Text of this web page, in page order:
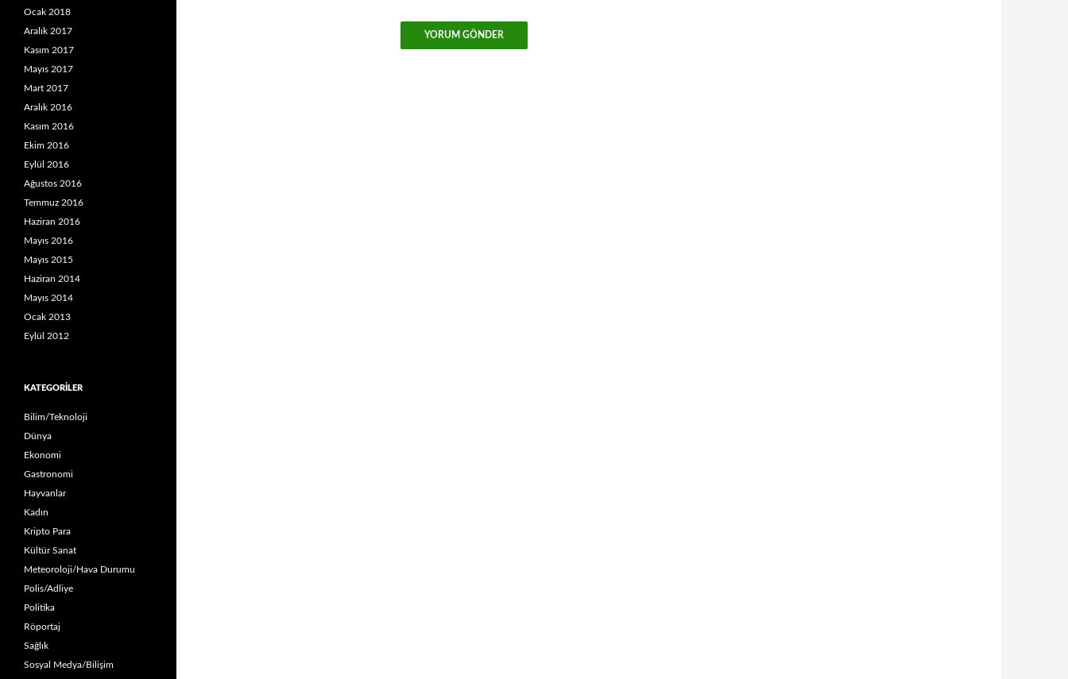
Ocak 2018
Aralık 2017
Kasım 2017
Mayıs 2017
Mart 2017
Aralık 2016
Kasım 2016
Ekim 2016
Eylül 2016
Ağustos 2016
Temmuz 2016
Haziran 2016
Mayıs 2016
Mayıs 2015
Haziran 2014
Mayıs 2014
Ocak 2013
Eylül 2012
KATEGORILER
Bilim/Teknoloji
Dünya
Ekonomi
Gastronomi
Hayvanlar
Kadın
Kripto Para
Kültür Sanat
Meteoroloji/Hava Durumu
Polis/Adliye
Politika
Röportaj
Sağlık
Sosyal Medya/Bilişim